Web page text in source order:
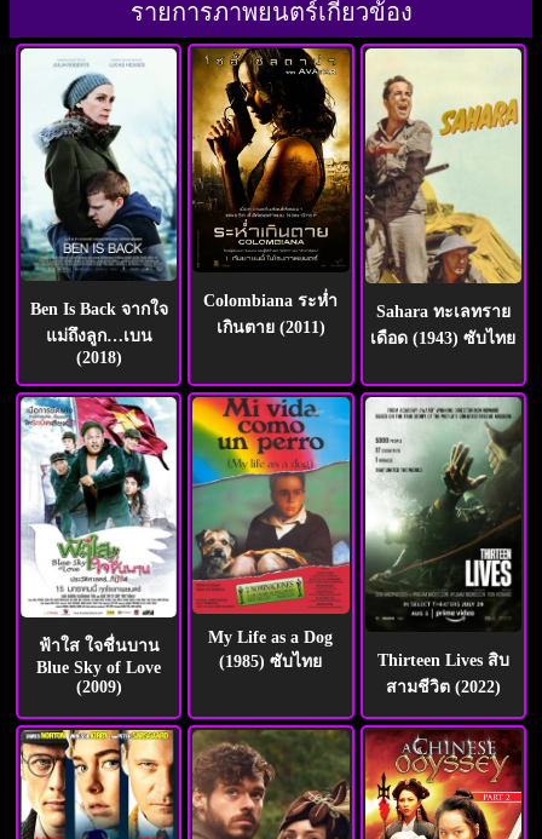
รายการภาพยนตร์เกี่ยวข้อง
Ben Is Back จากใจ
แม่ถึงลูก…เบน
(2018)
Colombiana ระห่ำ
เกินตาย (2011)
Sahara ทะเลทราย
เดือด (1943) ซับไทย
ฟ้าใส ใจชื่นบาน
Blue Sky of Love
(2009)
My Life as a Dog
(1985) ซับไทย
Thirteen Lives สิบ
สามชีวิต (2022)